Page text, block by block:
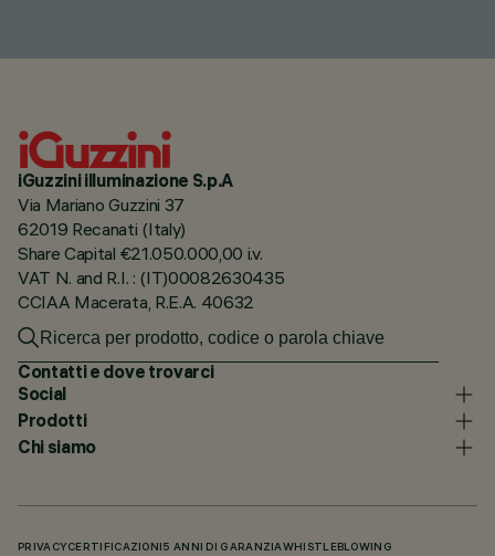
iGuzzini illuminazione S.p.A
Via Mariano Guzzini 37
62019 Recanati (Italy)
Share Capital €21.050.000,00 i.v.
VAT N. and R.I. : (IT)00082630435
CCIAA Macerata, R.E.A. 40632
Contatti e dove trovarci
Social
Prodotti
Chi siamo
PRIVACY CERTIFICAZIONI 5 ANNI DI GARANZIAWHISTLEBLOWING